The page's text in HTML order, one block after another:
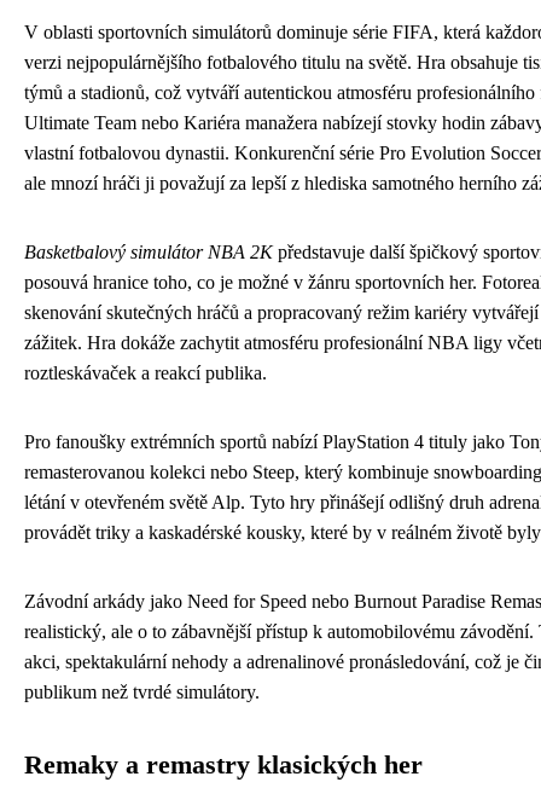
V oblasti sportovních simulátorů dominuje série FIFA, která
verzi nejpopulárnějšího fotbalového titulu na světě. Hra obsahuje
týmů a stadionů, což vytváří autentickou atmosféru
Ultimate Team nebo Kariéra manažera nabízejí stovky hodin
vlastní fotbalovou dynastii. Konkurenční série Pro Evolution
ale mnozí hráči ji považují za lepší z hlediska samotného herního
Basketbalový simulátor NBA 2Kpředstavuje další špičkový
posouvá hranice toho, co je možné v žánru sportovních her.
skenování skutečných hráčů a propracovaný režim kariéry
zážitek. Hra dokáže zachytit atmosféru profesionální NBA ligy
roztleskávaček a reakcí publika.
Pro fanoušky extrémních sportů nabízí PlayStation 4 tituly jako
remasterovanou kolekci nebo Steep, který kombinuje
létání v otevřeném světě Alp. Tyto hry přinášejí odlišný druh
provádět triky a kaskadérské kousky, které by v reálném životě
Závodní arkády jako Need for Speed nebo Burnout Paradise
realistický, ale o to zábavnější přístup k automobilovému
akci, spektakulární nehody a adrenalinové pronásledování, což je
publikum než tvrdé simulátory.
Remaky a remastry klasických her